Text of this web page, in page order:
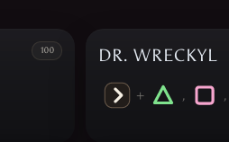
100 DR. WRECKYL
+ , ,